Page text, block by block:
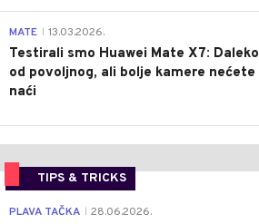
MATE 13.03.2026.
Testirali smo Huawei Mate X7: Daleko
od povoljnog, ali bolje kamere nećete
naći
TIPS & TRICKS
PLAVA TAČKA 28.06.2026.